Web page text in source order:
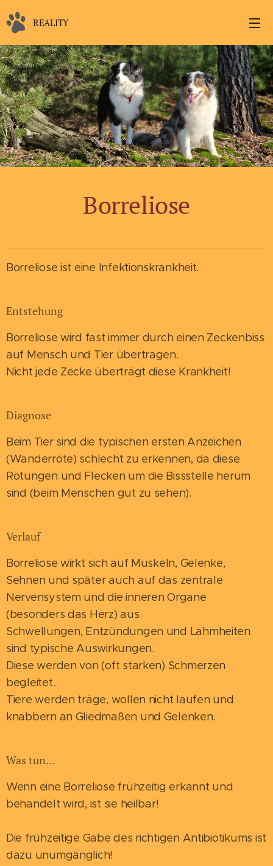
REALITY
Borreliose
Borreliose ist eine Infektionskrankheit.
Entstehung
Borreliose wird fast immer durch einen Zeckenbiss
auf Mensch und Tier übertragen.
Nicht jede Zecke überträgt diese Krankheit!
Diagnose
Beim Tier sind die typischen ersten Anzeichen
(Wanderröte) schlecht zu erkennen, da diese
Rötungen und Flecken um die Bissstelle herum
sind (beim Menschen gut zu sehen).
Verlauf
Borreliose wirkt sich auf Muskeln, Gelenke,
Sehnen und später auch auf das zentrale
Nervensystem und die inneren Organe
(besonders das Herz) aus.
Schwellungen, Entzündungen und Lahmheiten
sind typische Auswirkungen.
Diese werden von (oft starken) Schmerzen
begleitet.
Tiere werden träge, wollen nicht laufen und
knabbern an Gliedmaßen und Gelenken.
Was tun…
Wenn eine Borreliose frühzeitig erkannt und
behandelt wird, ist sie heilbar!
Die frühzeitige Gabe des richtigen Antibiotikums ist
dazu unumgänglich!